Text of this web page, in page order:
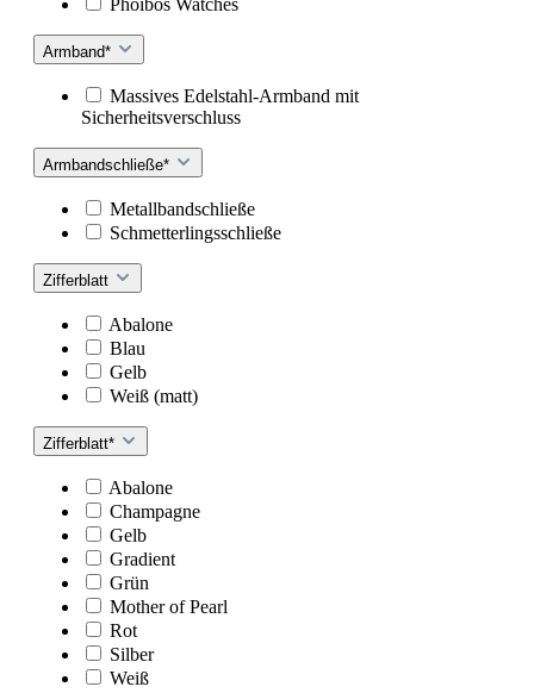
Armband*
Massives Edelstahl-Armband mit
Sicherheitsverschluss
Armbandschließe*
Metallbandschließe
Schmetterlingsschließe
Zifferblatt
Abalone
Blau
Gelb
Weiß (matt)
Zifferblatt*
Abalone
Champagne
Gelb
Gradient
Grün
Mother of Pearl
Rot
Silber
Weiß